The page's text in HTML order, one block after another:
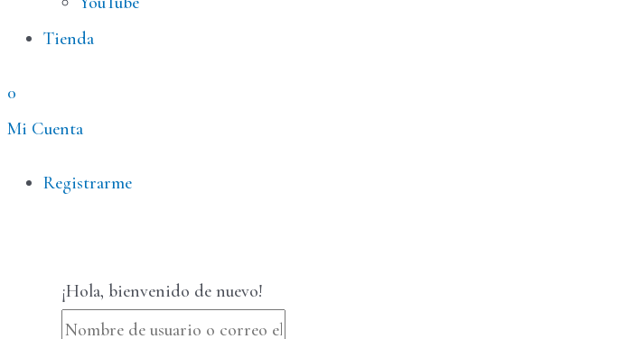
Tienda
0
Mi Cuenta
MenúRegistrarme
¡Hola, bienvenido de nuevo!